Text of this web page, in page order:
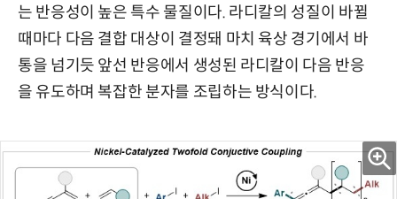
는 반응성이 높은 특수 물질이다. 라디칼의 성질이 바뀔
때마다 다음 결합 대상이 결정돼 마치 육상 경기에서 바
통을 넘기듯 앞선 반응에서 생성된 라디칼이 다음 반응
을 유도하며 복잡한 분자를 조립하는 방식이다.